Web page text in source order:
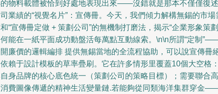
物料載體被恰到好處地表現出來——沒錯就是那本不僅僅復述
業績的“視覺名片”：宣傳冊。今天，我們傾力解構無錫的市場
“宣傳冊定做 + 策劃公司”的無機制打磨法，揭示“企業形象策劃
能在一紙平面成功動盤活每萬點互動線索。\n\n所謂“定制
廉價的邏輯編排 提供無錫當地的全流程協助，可以說宣傳冊
賴于設計模板的草率疊刷。它在許多情形里覆蓋10個大空格
身品牌的核心底色統一（策劃公司的策略目標）；需要聯合高
費圖像傳遞的精神生活變量鏈.若能夠從同類海洋集群穿金